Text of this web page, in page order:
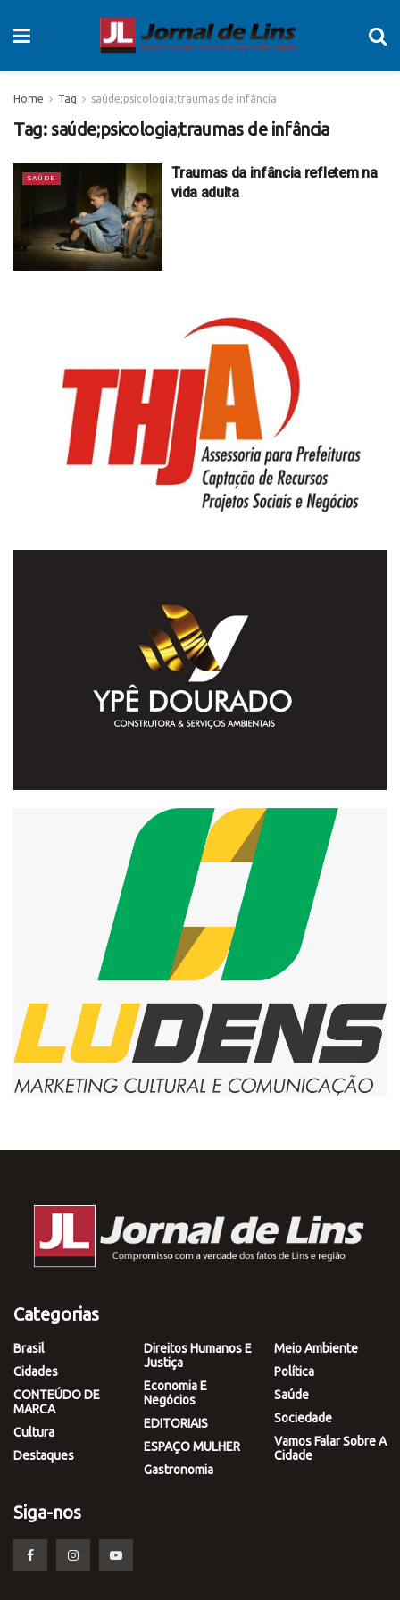
Home Tag saúde;psicologia;traumas de infância
Tag: saúde;psicologia;traumas de infância
SAÚDE
Traumas da infância refletem na
vida adulta
Categorias
Brasil
Cidades
CONTEÚDO DE
MARCA
Cultura
Destaques
Direitos Humanos E
Justiça
Economia E
Negócios
EDITORIAIS
ESPAÇO MULHER
Gastronomia
Meio Ambiente
Política
Saúde
Sociedade
Vamos Falar Sobre A
Cidade
Siga-nos